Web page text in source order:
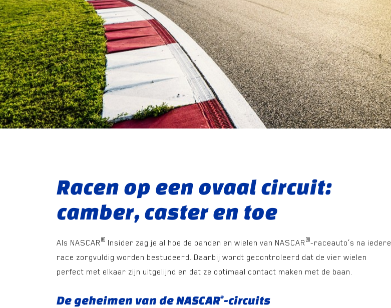
Racen op een ovaal circuit:
camber, caster en toe
Als NASCAR® Insider zag je al hoe de banden en wielen van NASCAR®-raceauto’s na iedere
race zorgvuldig worden bestudeerd. Daarbij wordt gecontroleerd dat de vier wielen
perfect met elkaar zijn uitgelijnd en dat ze optimaal contact maken met de baan.
De geheimen van de NASCAR®-circuits